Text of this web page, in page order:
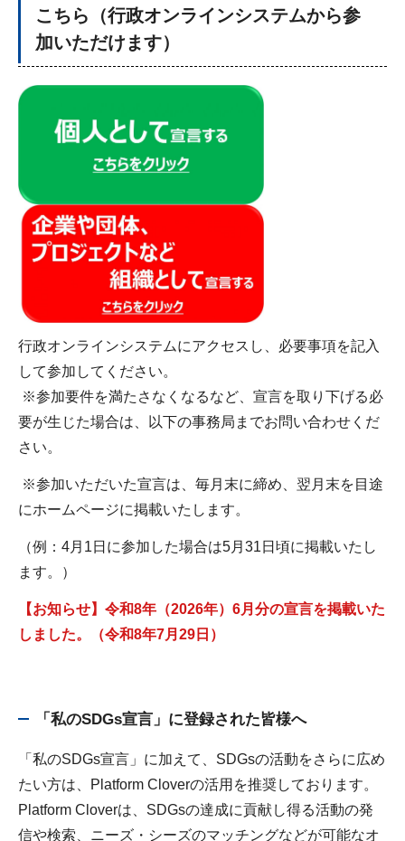
こちら （行政オンラインシステムから参
加いただけます）
行政オンラインシステムにアクセスし、必要事項を記入
して参加してください。
※参加要件を満たさなくなるなど、宣言を取り下げる必
要が生じた場合は、以下の事務局までお問い合わせくだ
さい。
※参加いただいた宣言は、毎月末に締め、翌月末を目途
にホームページに掲載いたします。
（例：4月1日に参加した場合は5月31日頃に掲載いたし
ます。）
【お知らせ】令和8年（2026年）6月分の宣言を掲載いた
しました。（令和8年7月29日）
「私のSDGs宣言」に登録された皆様へ
「私のSDGs宣言」に加えて、SDGsの活動をさらに広め
たい方は、Platform Cloverの活用を推奨しております。
Platform Cloverは、SDGsの達成に貢献し得る活動の発
信や検索、ニーズ・シーズのマッチングなどが可能なオ